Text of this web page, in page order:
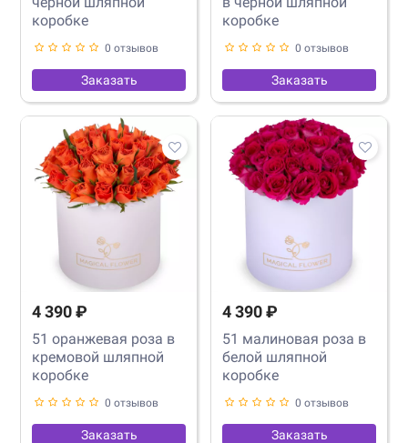
коробке
0 отзывов
Заказать
коробке
0 отзывов
Заказать
4 390 ₽
51 оранжевая роза в
кремовой шляпной
коробке
0 отзывов
Заказать
4 390 ₽
51 малиновая роза в
белой шляпной
коробке
0 отзывов
Заказать